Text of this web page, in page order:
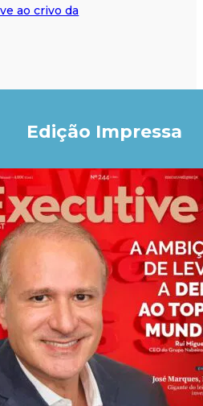
ao crivo da
Edição Impressa